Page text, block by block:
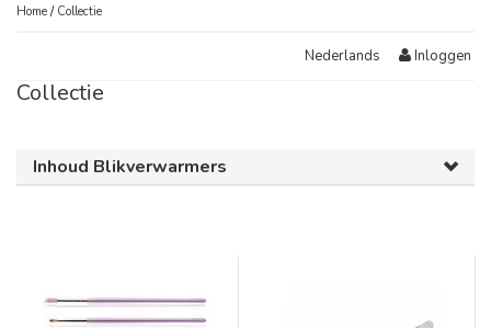
Home / Collectie
Nederlands Inloggen
Collectie
Inhoud Blikverwarmers